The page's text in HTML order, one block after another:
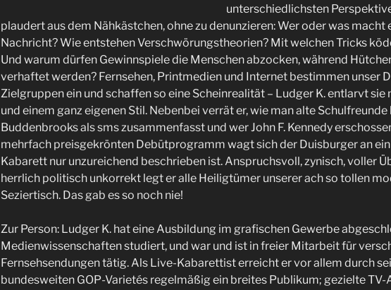
unterschiedlichsten
plaudert aus dem Nähkästchen, ohne zu denunzieren: Wer oder was macht
Nachricht? Wie entstehen Verschwörungstheorien? Mit welchen Tricks
Und warum dürfen Gewinnspiele die Menschen abzocken, während
verhaftet werden? Fernsehen, Printmedien und Internet bestimmen unser
Zielgruppen ein und schaffen so eine Scheinrealität – Ludger K. entlarvt sie
und einem ganz eigenen Stil. Nebenbei verrät er, wie man alte
Buddenbrooks als sms zusammenfasst und wer John F. Kennedy
mehrfach preisgekrönten Debütprogramm wagt sich der Duisburger an ein
Kabarett nur unzureichend beschrieben ist. Anspruchsvoll, zynisch, voller
herrlich politisch unkorrekt legt er alle Heiligtümer unserer ach so tollen
Seziertisch. Das gab es so noch nie!
Zur Person: Ludger K. hat eine Ausbildung im grafischen Gewerbe
Medienwissenschaften studiert, und war und ist in freier Mitarbeit für
Fernsehsendungen tätig. Als Live-Kabarettist erreicht er vor allem durch
bundesweiten GOP-Varietés regelmäßig ein breites Publikum; gezielte